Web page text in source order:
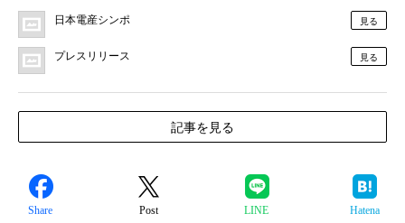
日本電産シンポ 見る
プレスリリース 見る
記事を見る
Share Post LINE Hatena